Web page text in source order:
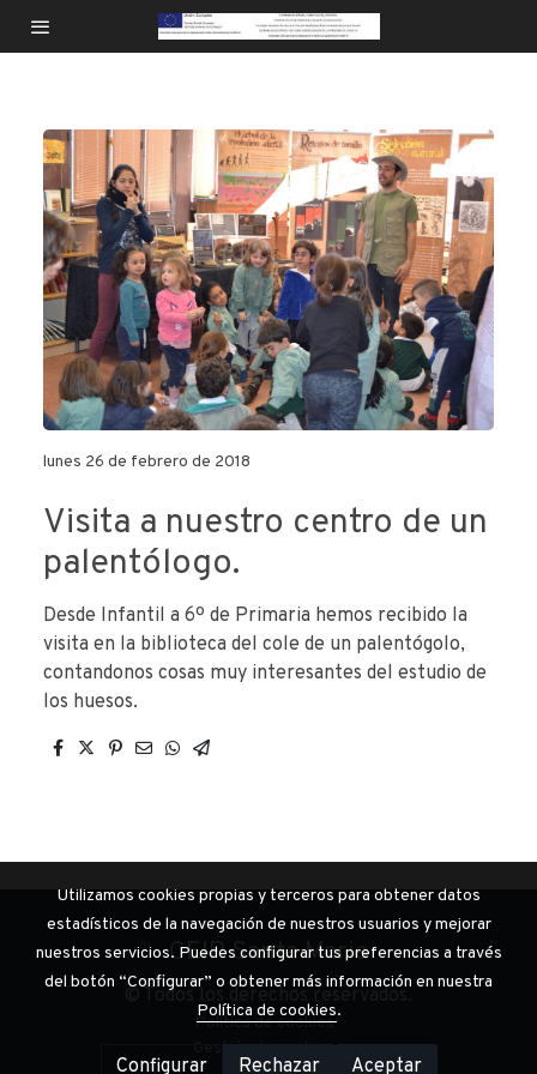
lunes 26 de febrero de 2018
Visita a nuestro centro de un
palentólogo.
Desde Infantil a 6º de Primaria hemos recibido la
visita en la biblioteca del cole de un palentógolo,
contandonos cosas muy interesantes del estudio de
los huesos.
CEIP Santa Maria
© Todos los derechos reservados.
Política de cookies
Gestión de cookies
Utilizamos cookies propias y terceros para obtener datos
estadísticos de la navegación de nuestros usuarios y mejorar
nuestros servicios. Puedes configurar tus preferencias a través
del botón “Configurar” o obtener más información en nuestra
Política de cookies.
Configurar Rechazar Aceptar